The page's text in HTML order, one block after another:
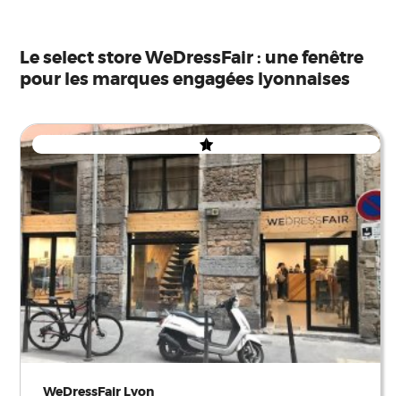
Le select store WeDressFair : une fenêtre
pour les marques engagées lyonnaises
WeDressFair Lyon